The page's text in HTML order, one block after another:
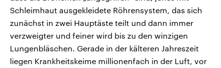
Schleimhaut ausgekleidete Röhrensystem, das sich
zunächst in zwei Hauptäste teilt und dann immer
verzweigter und feiner wird bis zu den winzigen
Lungenbläschen. Gerade in der kälteren Jahreszeit
liegen Krankheitskeime millionenfach in der Luft, vor